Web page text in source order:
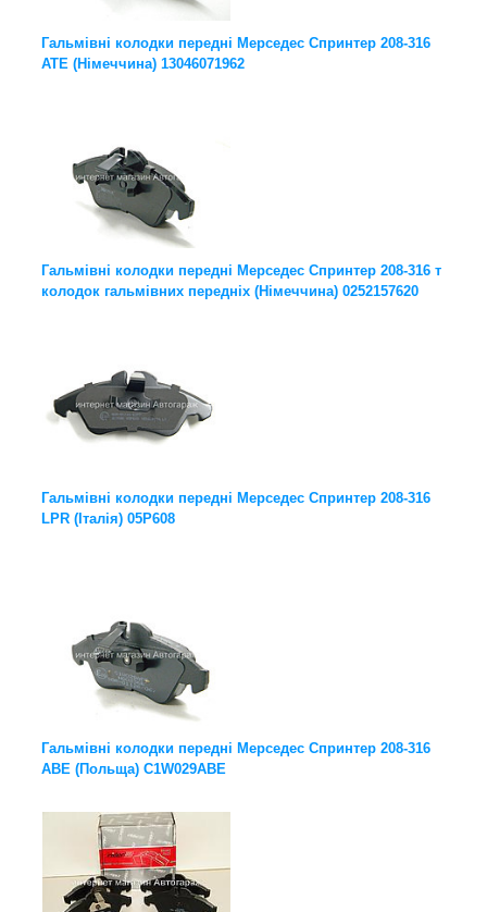
Гальмівні колодки передні Мерседес Спринтер 208-316
ATE (Німеччина) 13046071962
Гальмівні колодки передні Мерседес Спринтер 208-316 т
колодок гальмівних передніх (Німеччина) 0252157620
Гальмівні колодки передні Мерседес Спринтер 208-316
LPR (Італія) 05P608
Гальмівні колодки передні Мерседес Спринтер 208-316
ABE (Польща) C1W029ABE